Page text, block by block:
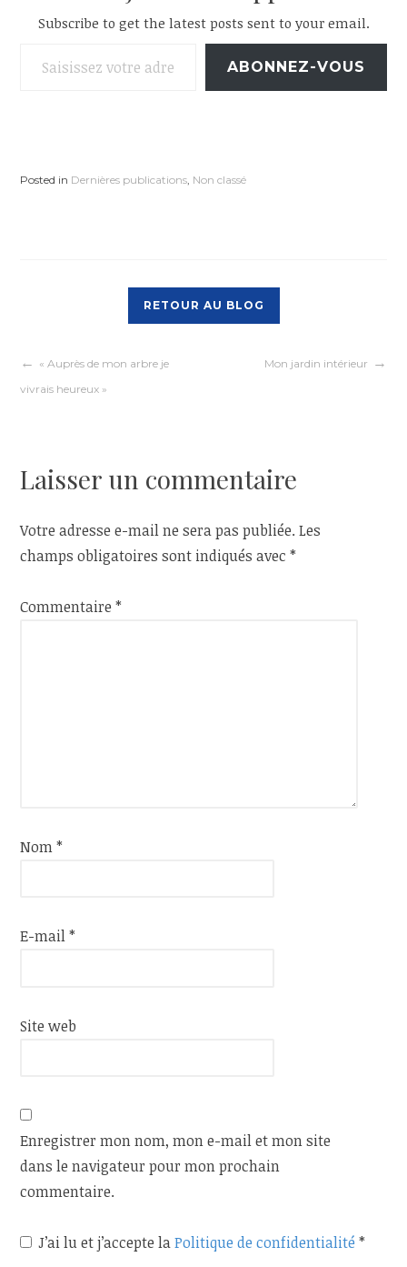
Subscribe to get the latest posts sent to your email.
ABONNEZ-VOUS
Posted in Dernières publications Non classé
RETOUR AU BLOG
Navigation
l’article
« Auprès de mon arbre je
vivrais heureux »
Mon jardin intérieur
Laisser un commentaire
Votre adresse e-mail ne sera pas publiée. Les
champs obligatoires sont indiqués avec*
Commentaire*
Nom*
E-mail*
Site web
Enregistrer mon nom, mon e-mail et mon site
dans le navigateur pour mon prochain
commentaire.
J’ai lu et j’accepte laPolitique de confidentialité*